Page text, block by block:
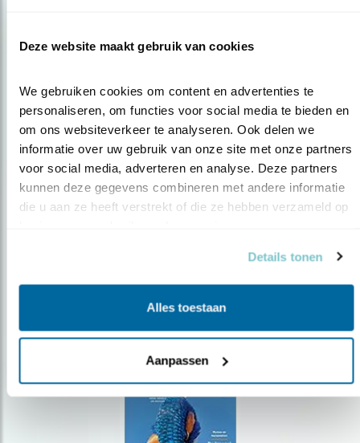
Deze website maakt gebruik van cookies
We gebruiken cookies om content en advertenties te
personaliseren, om functies voor social media te bieden en
om ons websiteverkeer te analyseren. Ook delen we
informatie over uw gebruik van onze site met onze partners
voor social media, adverteren en analyse. Deze partners
kunnen deze gegevens combineren met andere informatie
die u aan ze heeft verstrekt of die ze hebben verzameld op
Details tonen
Alles toestaan
Aanpassen
Op de hoogte blijven?
Meld je aan en ontvang nieuws, inspiratie, acties en tips
over vogels en activiteiten van Vogelbescherming.